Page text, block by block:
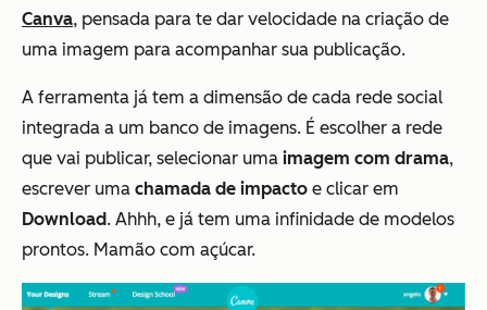
Canva, pensada para te dar velocidade na criação de
uma imagem para acompanhar sua publicação.
A ferramenta já tem a dimensão de cada rede social
integrada a um banco de imagens. É escolher a rede
que vai publicar, selecionar uma imagem com drama,
escrever uma chamada de impacto e clicar em
Download. Ahhh, e já tem uma infinidade de modelos
prontos. Mamão com açúcar.